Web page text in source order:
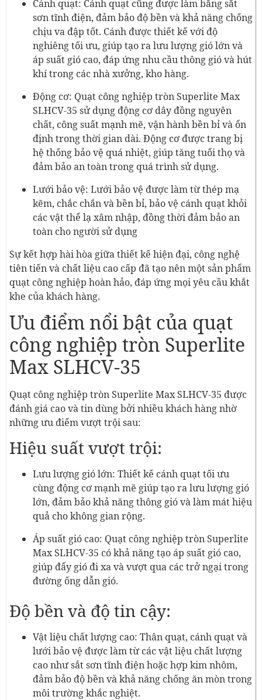
Cánh quạt: Cánh quạt cũng được làm bằng sắt
sơn tĩnh điện, đảm bảo độ bền và khả năng chống
chịu va đập tốt. Cánh được thiết kế với độ
nghiêng tối ưu, giúp tạo ra lưu lượng gió lớn và
áp suất gió cao, đáp ứng nhu cầu thông gió và hút
khí trong các nhà xưởng, kho hàng.
Động cơ: Quạt công nghiệp tròn Superlite Max
SLHCV-35 sử dụng động cơ dây đồng nguyên
chất, công suất mạnh mẽ, vận hành bền bỉ và ổn
định trong thời gian dài. Động cơ được trang bị
hệ thống bảo vệ quá nhiệt, giúp tăng tuổi thọ và
đảm bảo an toàn trong quá trình sử dụng.
Lưới bảo vệ: Lưới bảo vệ được làm từ thép mạ
kẽm, chắc chắn và bền bỉ, bảo vệ cánh quạt khỏi
các vật thể lạ xâm nhập, đồng thời đảm bảo an
toàn cho người sử dụng
Sự kết hợp hài hòa giữa thiết kế hiện đại, công nghệ
tiên tiến và chất liệu cao cấp đã tạo nên một sản phẩm
quạt công nghiệp hoàn hảo, đáp ứng mọi yêu cầu khắt
khe của khách hàng.
Ưu điểm nổi bật của quạt
công nghiệp tròn Superlite
Max SLHCV-35
Quạt công nghiệp tròn Superlite Max SLHCV-35 được
đánh giá cao và tin dùng bởi nhiều khách hàng nhờ
những ưu điểm vượt trội sau:
Hiệu suất vượt trội:
Lưu lượng gió lớn: Thiết kế cánh quạt tối ưu
cùng động cơ mạnh mẽ giúp tạo ra lưu lượng gió
lớn, đảm bảo khả năng thông gió và làm mát hiệu
quả cho không gian rộng.
Áp suất gió cao: Quạt công nghiệp tròn Superlite
Max SLHCV-35 có khả năng tạo áp suất gió cao,
giúp đẩy gió đi xa và vượt qua các trở ngại trong
đường ống dẫn gió.
Độ bền và độ tin cậy:
Vật liệu chất lượng cao: Thân quạt, cánh quạt và
lưới bảo vệ được làm từ các vật liệu chất lượng
cao như sắt sơn tĩnh điện hoặc hợp kim nhôm,
đảm bảo độ bền và khả năng chống ăn mòn trong
môi trường khắc nghiệt.